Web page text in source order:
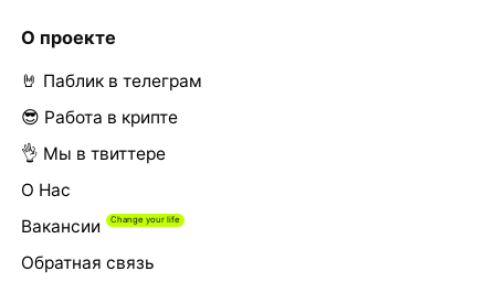
О проекте
🤘 Паблик в телеграм
😎 Работа в крипте
👌 Мы в твиттере
О Нас
Вакансии
Обратная связь